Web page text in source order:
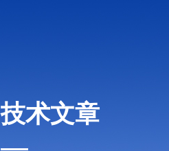
技术文章